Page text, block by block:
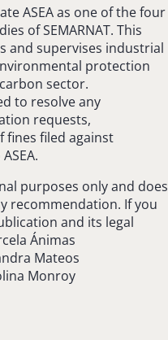
ASEA as one of the four
of SEMARNAT. This
and supervises industrial
protection
sector.
to resolve any
requests,
fines filed against
purposes only and does
recommendation. If you
and its legal
Ánimas
Mateos
Monroy